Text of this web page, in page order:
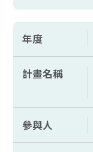
年度
計畫名稱
參與人